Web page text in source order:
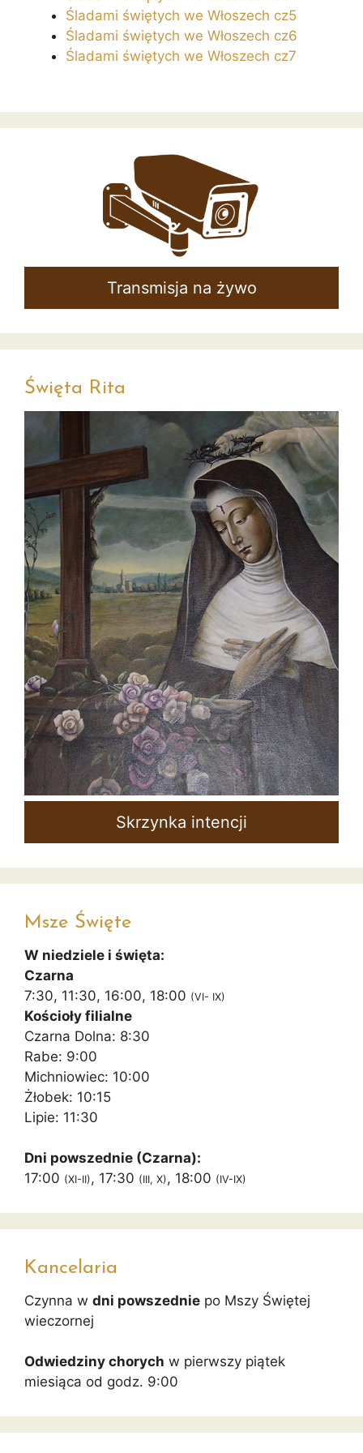
Śladami świętych we Włoszech cz5
Śladami świętych we Włoszech cz6
Śladami świętych we Włoszech cz7
Transmisja na żywo
Święta Rita
Skrzynka intencji
Msze Święte
W niedziele i święta:
Czarna
7:30, 11:30, 16:00, 18:00 (VI- IX)
Kościoły filialne
Czarna Dolna: 8:30
Rabe: 9:00
Michniowiec: 10:00
Żłobek: 10:15
Lipie: 11:30
Dni powszednie (Czarna):
17:00 (XI-II), 17:30 (III, X), 18:00 (IV-IX)
Kancelaria
Czynna w dni powszednie po Mszy Świętej
wieczornej
Odwiedziny chorych w pierwszy piątek
miesiąca od godz. 9:00